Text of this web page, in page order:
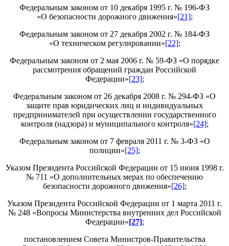
Федеральным законом от 10 декабря 1995 г. № 196-ФЗ
«О безопасности дорожного движения»[21];
Федеральным законом от 27 декабря 2002 г. № 184-ФЗ
«О техническом регулировании»[22];
Федеральным законом от 2 мая 2006 г. № 59-ФЗ «О порядке
рассмотрения обращений граждан Российской
Федерации»[23];
Федеральным законом от 26 декабря 2008 г. № 294-ФЗ «О
защите прав юридических лиц и индивидуальных
предпринимателей при осуществлении государственного
контроля (надзора) и муниципального контроля»[24];
Федеральным законом от 7 февраля 2011 г. № 3-ФЗ «О
полиции»[25];
Указом Президента Российской Федерации от 15 июня 1998 г.
№ 711 «О дополнительных мерах по обеспечению
безопасности дорожного движения»[26];
Указом Президента Российской Федерации от 1 марта 2011 г.
№ 248 «Вопросы Министерства внутренних дел Российской
Федерации» [27];
постановлением Совета Министров-Правительства